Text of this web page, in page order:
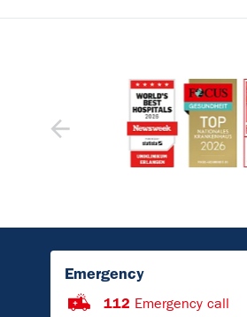
Emergency
112 Emergency call